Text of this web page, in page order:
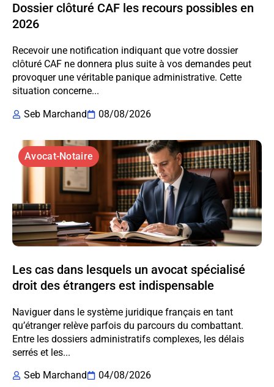
Dossier clôturé CAF les recours possibles en
2026
Recevoir une notification indiquant que votre dossier
clôturé CAF ne donnera plus suite à vos demandes peut
provoquer une véritable panique administrative. Cette
situation concerne...
Seb Marchand
08/08/2026
Avocat-Notaire
Les cas dans lesquels un avocat spécialisé
droit des étrangers est indispensable
Naviguer dans le système juridique français en tant
qu’étranger relève parfois du parcours du combattant.
Entre les dossiers administratifs complexes, les délais
serrés et les...
Seb Marchand
04/08/2026